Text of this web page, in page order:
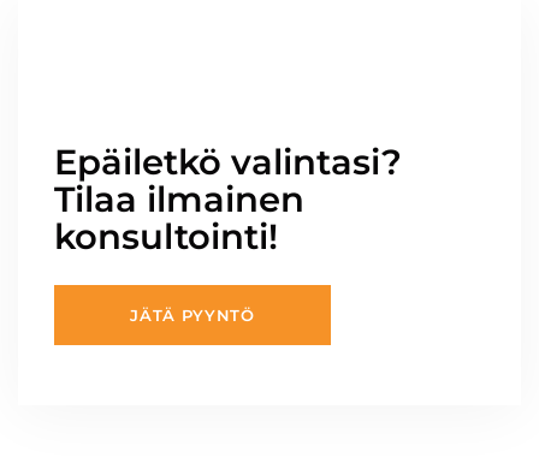
Epäiletkö valintasi?
Tilaa ilmainen
konsultointi!
JÄTÄ PYYNTÖ